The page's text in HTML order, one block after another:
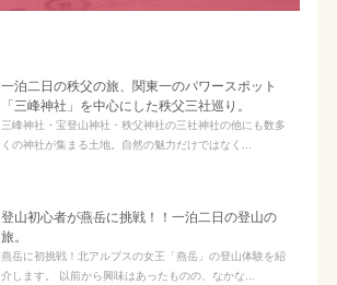
一泊二日の秩父の旅、関東一のパワースポット
「三峰神社」を中心にした秩父三社巡り。
三峰神社・宝登山神社・秩父神社の三社神社の他にも数多
くの神社が集まる土地。自然の魅力だけではなく...
登山初心者が燕岳に挑戦！！一泊二日の登山の
旅。
燕岳に初挑戦！北アルプスの女王「燕岳」の登山体験を紹
介します。 以前から興味はあったものの、なかな...